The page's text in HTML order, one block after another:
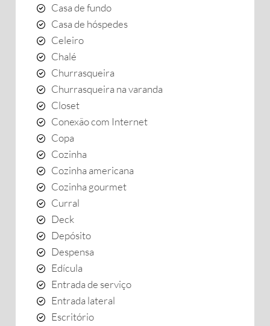
Casa de fundo
Casa de hóspedes
Celeiro
Chalé
Churrasqueira
Churrasqueira na varanda
Closet
Conexão com Internet
Copa
Cozinha
Cozinha americana
Cozinha gourmet
Curral
Deck
Depósito
Despensa
Edícula
Entrada de serviço
Entrada lateral
Escritório